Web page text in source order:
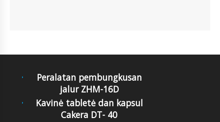
Peralatan pembungkusan
jalur ZHM-16D
Kavinė tabletė dan kapsul
Cakera DT- 40